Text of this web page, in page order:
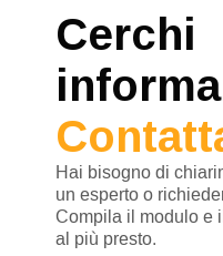
Cerchi
Hai bisogno di
un esperto o
Compila il modulo e
al più presto.